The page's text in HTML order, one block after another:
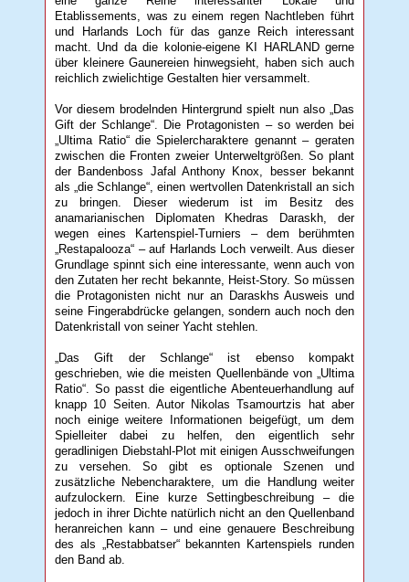
Etablissements, was zu einem regen Nachtleben führt
und Harlands Loch für das ganze Reich interessant
macht. Und da die kolonie-eigene KI HARLAND gerne
über kleinere Gaunereien hinwegsieht, haben sich auch
reichlich zwielichtige Gestalten hier versammelt.
Vor diesem brodelnden Hintergrund spielt nun also „Das
Gift der Schlange“. Die Protagonisten – so werden bei
„Ultima Ratio“ die Spielercharaktere genannt – geraten
zwischen die Fronten zweier Unterweltgrößen. So plant
der Bandenboss Jafal Anthony Knox, besser bekannt
als „die Schlange“, einen wertvollen Datenkristall an sich
zu bringen. Dieser wiederum ist im Besitz des
anamarianischen Diplomaten Khedras Daraskh, der
wegen eines Kartenspiel-Turniers – dem berühmten
„Restapalooza“ – auf Harlands Loch verweilt. Aus dieser
Grundlage spinnt sich eine interessante, wenn auch von
den Zutaten her recht bekannte, Heist-Story. So müssen
die Protagonisten nicht nur an Daraskhs Ausweis und
seine Fingerabdrücke gelangen, sondern auch noch den
Datenkristall von seiner Yacht stehlen.
„Das Gift der Schlange“ ist ebenso kompakt
geschrieben, wie die meisten Quellenbände von „Ultima
Ratio“. So passt die eigentliche Abenteuerhandlung auf
knapp 10 Seiten. Autor Nikolas Tsamourtzis hat aber
noch einige weitere Informationen beigefügt, um dem
Spielleiter dabei zu helfen, den eigentlich sehr
geradlinigen Diebstahl-Plot mit einigen Ausschweifungen
zu versehen. So gibt es optionale Szenen und
zusätzliche Nebencharaktere, um die Handlung weiter
aufzulockern. Eine kurze Settingbeschreibung – die
jedoch in ihrer Dichte natürlich nicht an den Quellenband
heranreichen kann – und eine genauere Beschreibung
des als „Restabbatser“ bekannten Kartenspiels runden
den Band ab.